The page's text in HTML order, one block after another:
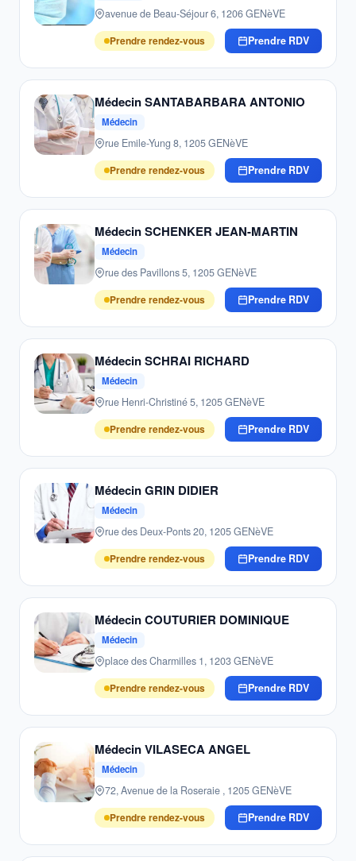
avenue de Beau-Séjour 6, 1206 GENèVE
Prendre rendez-vous
Prendre RDV
Médecin SANTABARBARA ANTONIO
Médecin
rue Emile-Yung 8, 1205 GENèVE
Prendre rendez-vous
Prendre RDV
Médecin SCHENKER JEAN-MARTIN
Médecin
rue des Pavillons 5, 1205 GENèVE
Prendre rendez-vous
Prendre RDV
Médecin SCHRAI RICHARD
Médecin
rue Henri-Christiné 5, 1205 GENèVE
Prendre rendez-vous
Prendre RDV
Médecin GRIN DIDIER
Médecin
rue des Deux-Ponts 20, 1205 GENèVE
Prendre rendez-vous
Prendre RDV
Médecin COUTURIER DOMINIQUE
Médecin
place des Charmilles 1, 1203 GENèVE
Prendre rendez-vous
Prendre RDV
Médecin VILASECA ANGEL
Médecin
72, Avenue de la Roseraie , 1205 GENèVE
Prendre rendez-vous
Prendre RDV